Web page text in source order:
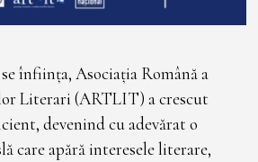
înființa, Asociația Română a
Literari (ARTLIT) a crescut
devenind cu adevărat o
care apără interesele literare,